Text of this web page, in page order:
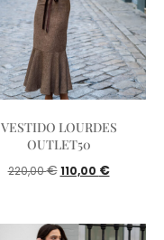
VESTIDO LOURDES
OUTLET50
220,00€ 110,00 €